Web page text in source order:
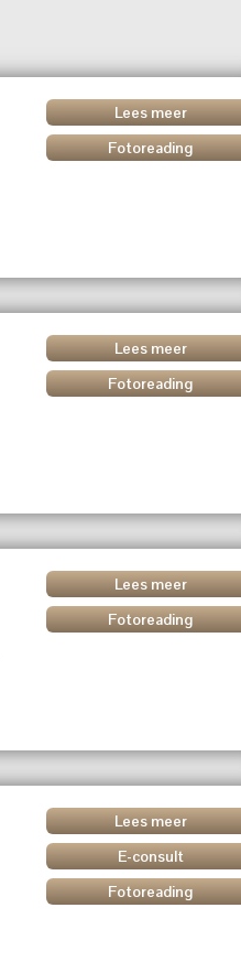
Lees meer
Fotoreading
Lees meer
Fotoreading
Lees meer
Fotoreading
Lees meer
E-consult
Fotoreading